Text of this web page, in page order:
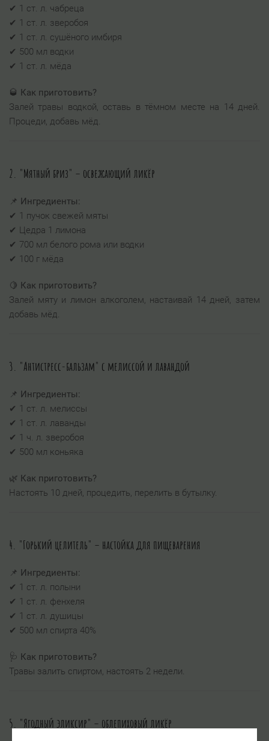
✔ 1 ст. л. чабреца
✔ 1 ст. л. зверобоя
✔ 1 ст. л. сушёного имбиря
✔ 500 мл водки
✔ 1 ст. л. мёда
🥃 Как приготовить?
Залей травы водкой, оставь в тёмном месте на 14 дней.
Процеди, добавь мёд.
2. "Мятный бриз" – освежающий ликёр
📌 Ингредиенты:
✔ 1 пучок свежей мяты
✔ Цедра 1 лимона
✔ 700 мл белого рома или водки
✔ 100 г мёда
🍋 Как приготовить?
Залей мяту и лимон алкоголем, настаивай 14 дней, затем
добавь мёд.
3. "Антистресс-бальзам" с мелиссой и лавандой
📌 Ингредиенты:
✔ 1 ст. л. мелиссы
✔ 1 ст. л. лаванды
✔ 1 ч. л. зверобоя
✔ 500 мл коньяка
🌿 Как приготовить?
Настоять 10 дней, процедить, перелить в бутылку.
4. "Горький целитель" – настойка для пищеварения
📌 Ингредиенты:
✔ 1 ст. л. полыни
✔ 1 ст. л. фенхеля
✔ 1 ст. л. душицы
✔ 500 мл спирта 40%
🩺 Как приготовить?
Травы залить спиртом, настоять 2 недели.
5. "Ягодный эликсир" – облепиховый ликёр